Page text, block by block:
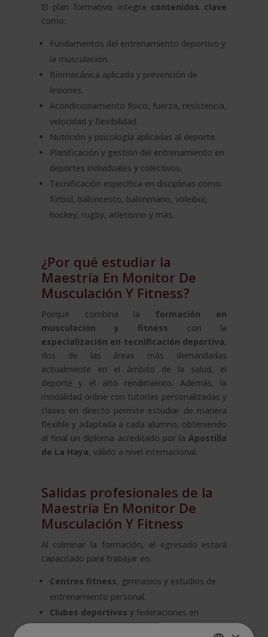
El plan formativo integra contenidos clave
como:
Fundamentos del entrenamiento deportivo y
la musculación.
Biomecánica aplicada y prevención de
lesiones.
Acondicionamiento físico, fuerza, resistencia,
velocidad y flexibilidad.
Nutrición y psicología aplicadas al deporte.
Planificación y gestión del entrenamiento en
deportes individuales y colectivos.
Tecnificación específica en disciplinas como
fútbol, baloncesto, balonmano, voleibol,
hockey, rugby, atletismo y más.
¿Por qué estudiar la
Maestría En Monitor De
Musculación Y Fitness?
Porque combina la formación en
musculación y fitness con la
especialización en tecnificación deportiva,
dos de las áreas más demandadas
actualmente en el ámbito de la salud, el
deporte y el alto rendimiento. Además, la
modalidad online con tutorías personalizadas y
clases en directo permite estudiar de manera
flexible y adaptada a cada alumno, obteniendo
al final un diploma acreditado por la Apostilla
de La Haya, válido a nivel internacional.
Salidas profesionales de la
Maestría En Monitor De
Musculación Y Fitness
Al culminar la formación, el egresado estará
capacitado para trabajar en:
Centros fitness, gimnasios y estudios de
entrenamiento personal.
Clubes deportivos y federaciones en